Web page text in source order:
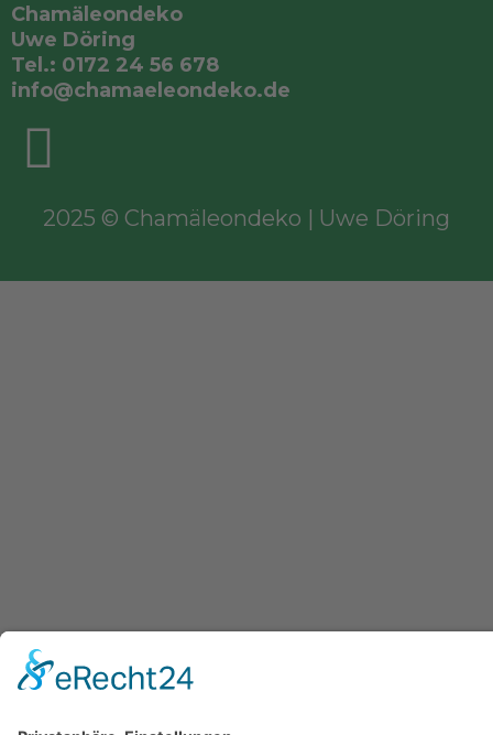
Chamäleondeko
Uwe Döring
Tel.: 0172 24 56 678
info@chamaeleondeko.de
2025 © Chamäleondeko | Uwe Döring